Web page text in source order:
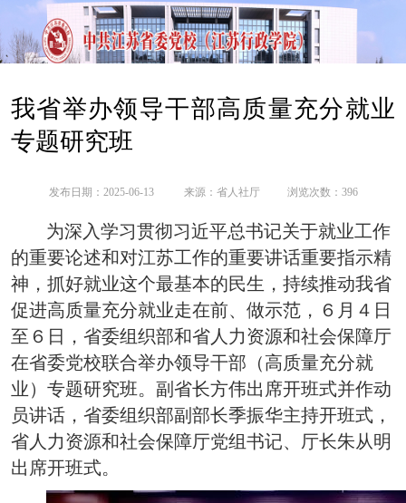
我省举办领导干部高质量充分就业
专题研究班
发布日期：2025-06-13 来源： 省人社厅 浏览次数： 396
为深入学习贯彻习近平总书记关于就业工作
的重要论述和对江苏工作的重要讲话重要指示精
神，抓好就业这个最基本的民生，持续推动我省
促进高质量充分就业走在前、做示范，
６月４日
至６日，省委组织部和省人力资源和社会保障厅
在省委党校联合举办领导干部（高质量充分就
业）专题研究班。副省长方伟出席开班式并作动
员讲话，省委组织部副部长季振华主持开班式，
省人力资源和社会保障厅党组书记、厅长朱从明
出席开班式。